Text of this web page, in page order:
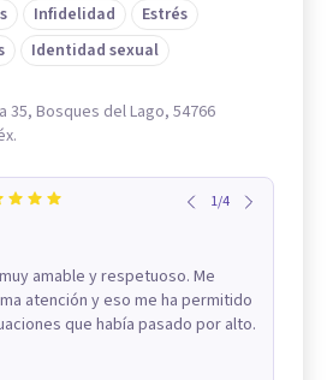
Infidelidad
Estrés
Identidad sexual
35, Bosques del Lago, 54766
1/4
amable y respetuoso. Me
atención y eso me ha permitido
que había pasado por alto.